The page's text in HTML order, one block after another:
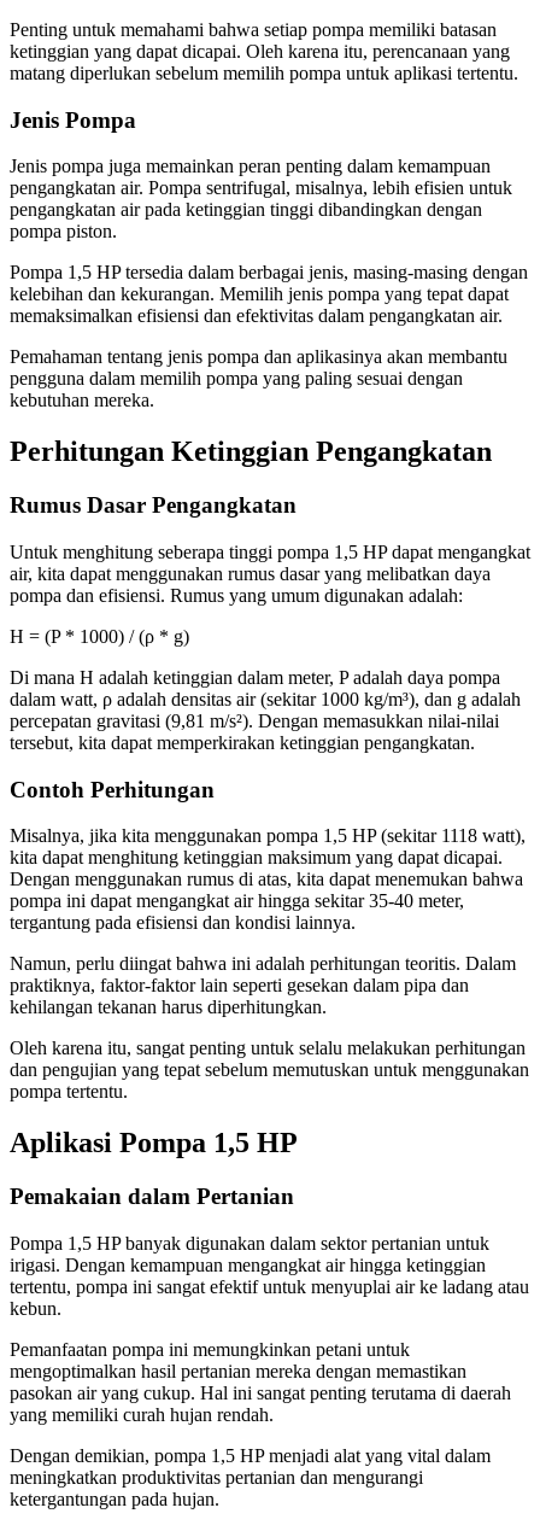
Penting untuk memahami bahwa setiap pompa memiliki batasan
ketinggian yang dapat dicapai. Oleh karena itu, perencanaan yang
matang diperlukan sebelum memilih pompa untuk aplikasi tertentu.
Jenis Pompa
Jenis pompa juga memainkan peran penting dalam kemampuan
pengangkatan air. Pompa sentrifugal, misalnya, lebih efisien untuk
pengangkatan air pada ketinggian tinggi dibandingkan dengan
pompa piston.
Pompa 1,5 HP tersedia dalam berbagai jenis, masing-masing dengan
kelebihan dan kekurangan. Memilih jenis pompa yang tepat dapat
memaksimalkan efisiensi dan efektivitas dalam pengangkatan air.
Pemahaman tentang jenis pompa dan aplikasinya akan membantu
pengguna dalam memilih pompa yang paling sesuai dengan
kebutuhan mereka.
Perhitungan Ketinggian Pengangkatan
Rumus Dasar Pengangkatan
Untuk menghitung seberapa tinggi pompa 1,5 HP dapat mengangkat
air, kita dapat menggunakan rumus dasar yang melibatkan daya
pompa dan efisiensi. Rumus yang umum digunakan adalah:
H = (P * 1000) / (ρ * g)
Di mana H adalah ketinggian dalam meter, P adalah daya pompa
dalam watt, ρ adalah densitas air (sekitar 1000 kg/m³), dan g adalah
percepatan gravitasi (9,81 m/s²). Dengan memasukkan nilai-nilai
tersebut, kita dapat memperkirakan ketinggian pengangkatan.
Contoh Perhitungan
Misalnya, jika kita menggunakan pompa 1,5 HP (sekitar 1118 watt),
kita dapat menghitung ketinggian maksimum yang dapat dicapai.
Dengan menggunakan rumus di atas, kita dapat menemukan bahwa
pompa ini dapat mengangkat air hingga sekitar 35-40 meter,
tergantung pada efisiensi dan kondisi lainnya.
Namun, perlu diingat bahwa ini adalah perhitungan teoritis. Dalam
praktiknya, faktor-faktor lain seperti gesekan dalam pipa dan
kehilangan tekanan harus diperhitungkan.
Oleh karena itu, sangat penting untuk selalu melakukan perhitungan
dan pengujian yang tepat sebelum memutuskan untuk menggunakan
pompa tertentu.
Aplikasi Pompa 1,5 HP
Pemakaian dalam Pertanian
Pompa 1,5 HP banyak digunakan dalam sektor pertanian untuk
irigasi. Dengan kemampuan mengangkat air hingga ketinggian
tertentu, pompa ini sangat efektif untuk menyuplai air ke ladang atau
kebun.
Pemanfaatan pompa ini memungkinkan petani untuk
mengoptimalkan hasil pertanian mereka dengan memastikan
pasokan air yang cukup. Hal ini sangat penting terutama di daerah
yang memiliki curah hujan rendah.
Dengan demikian, pompa 1,5 HP menjadi alat yang vital dalam
meningkatkan produktivitas pertanian dan mengurangi
ketergantungan pada hujan.